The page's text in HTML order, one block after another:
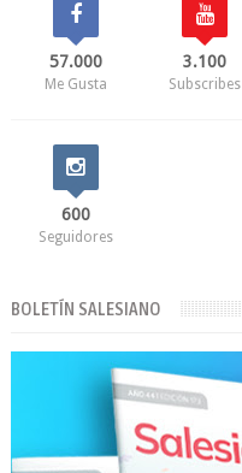
57.000
Me Gusta
3.100
Subscribes
600
Seguidores
BOLETÍN SALESIANO